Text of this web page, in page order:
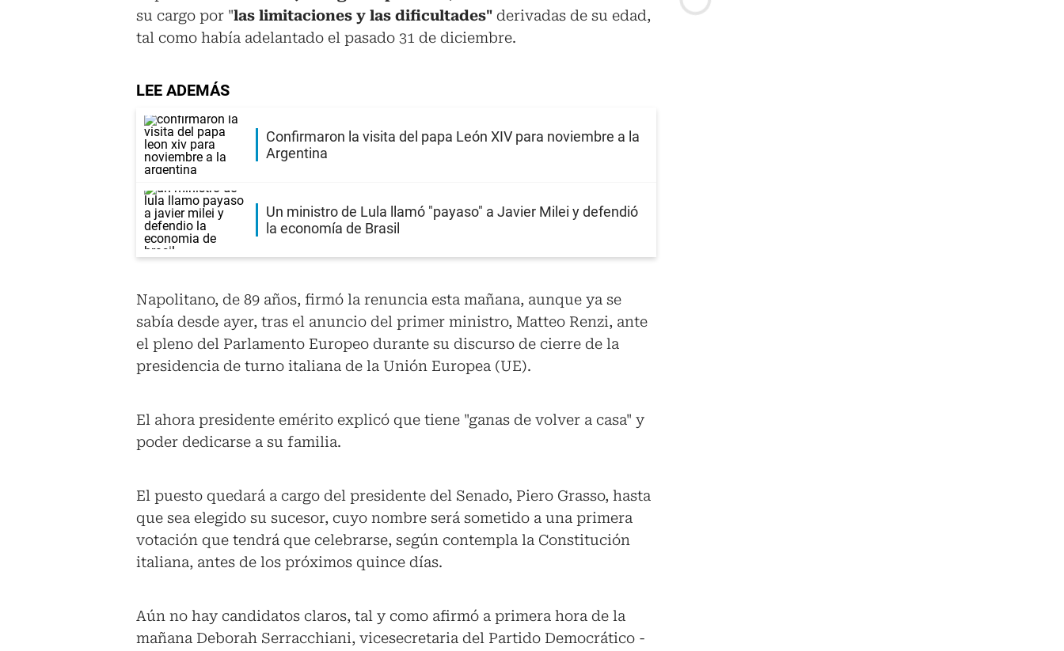
su cargo por "las limitaciones y las dificultades" derivadas de su edad,
tal como había adelantado el pasado 31 de diciembre.
LEE ADEMÁS
Confirmaron la visita del papa León XIV para noviembre a la
Argentina
Un ministro de Lula llamó "payaso" a Javier Milei y defendió
la economía de Brasil
Napolitano, de 89 años, firmó la renuncia esta mañana, aunque ya se
sabía desde ayer, tras el anuncio del primer ministro, Matteo Renzi, ante
el pleno del Parlamento Europeo durante su discurso de cierre de la
presidencia de turno italiana de la Unión Europea (UE).
El ahora presidente emérito explicó que tiene "ganas de volver a casa" y
poder dedicarse a su familia.
El puesto quedará a cargo del presidente del Senado, Piero Grasso, hasta
que sea elegido su sucesor, cuyo nombre será sometido a una primera
votación que tendrá que celebrarse, según contempla la Constitución
italiana, antes de los próximos quince días.
Aún no hay candidatos claros, tal y como afirmó a primera hora de la
mañana Deborah Serracchiani, vicesecretaria del Partido Democrático -